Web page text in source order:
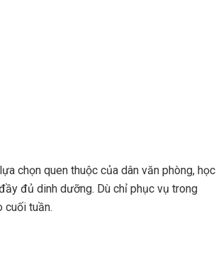
chọn quen thuộc của dân văn phòng, học
đủ dinh dưỡng. Dù chỉ phục vụ trong
cuối tuần.